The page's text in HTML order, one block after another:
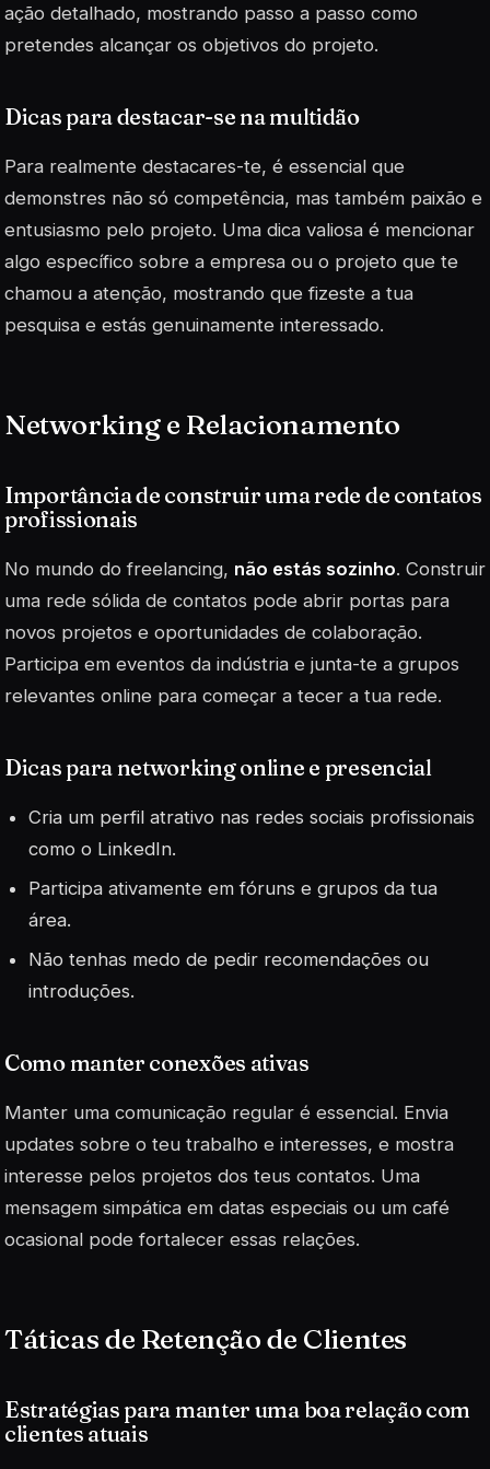
ação detalhado, mostrando passo a passo como
pretendes alcançar os objetivos do projeto.
Dicas para destacar-se na multidão
Para realmente destacares-te, é essencial que
demonstres não só competência, mas também paixão e
entusiasmo pelo projeto. Uma dica valiosa é mencionar
algo específico sobre a empresa ou o projeto que te
chamou a atenção, mostrando que fizeste a tua
pesquisa e estás genuinamente interessado.
Networking e Relacionamento
Importância de construir uma rede de contatos
profissionais
No mundo do freelancing, não estás sozinho. Construir
uma rede sólida de contatos pode abrir portas para
novos projetos e oportunidades de colaboração.
Participa em eventos da indústria e junta-te a grupos
relevantes online para começar a tecer a tua rede.
Dicas para networking online e presencial
Cria um perfil atrativo nas redes sociais profissionais
como o LinkedIn.
Participa ativamente em fóruns e grupos da tua
área.
Não tenhas medo de pedir recomendações ou
introduções.
Como manter conexões ativas
Manter uma comunicação regular é essencial. Envia
updates sobre o teu trabalho e interesses, e mostra
interesse pelos projetos dos teus contatos. Uma
mensagem simpática em datas especiais ou um café
ocasional pode fortalecer essas relações.
Táticas de Retenção de Clientes
Estratégias para manter uma boa relação com
clientes atuais